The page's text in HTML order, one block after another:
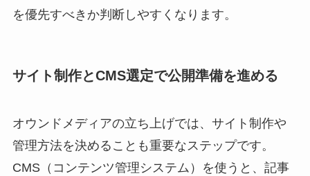
を優先すべきか判断しやすくなります。
サイト制作とCMS選定で公開準備を進める
オウンドメディアの立ち上げでは、サイト制作や
管理方法を決めることも重要なステップです。
CMS（コンテンツ管理システム）を使うと、記事